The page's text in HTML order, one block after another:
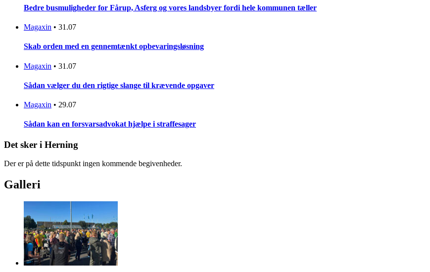
Bedre busmuligheder for Fårup, Asferg og vores landsbyer fordi hele kommunen tæller
Magaxin • 31.07
Skab orden med en gennemtænkt opbevaringsløsning
Magaxin • 31.07
Sådan vælger du den rigtige slange til krævende opgaver
Magaxin • 29.07
Sådan kan en forsvarsadvokat hjælpe i straffesager
Det sker i Herning
Der er på dette tidspunkt ingen kommende begivenheder.
Galleri